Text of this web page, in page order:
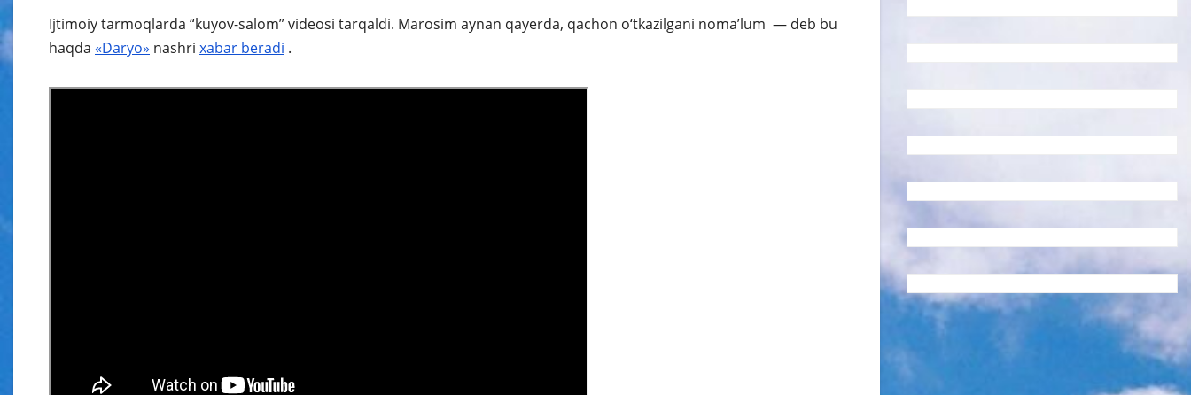
Ijtimoiy tarmoqlarda “kuyov-salom” videosi tarqaldi. Marosim aynan qayerda, qachon o‘tkazilgani noma’lum — deb bu
haqda «Daryo» nashri xabar beradi .